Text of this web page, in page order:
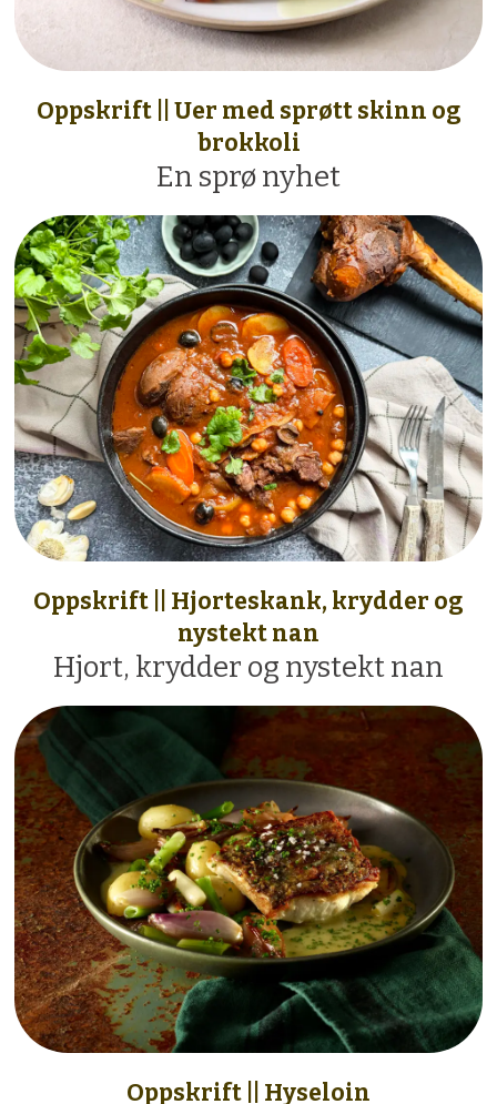
Oppskrift || Uer med sprøtt skinn og
brokkoli
En sprø nyhet
Oppskrift || Hjorteskank, krydder og
nystekt nan
Hjort, krydder og nystekt nan
Oppskrift || Hyseloin